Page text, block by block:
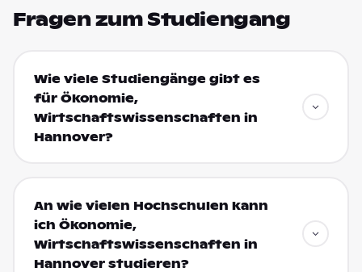
Fragen zum Studiengang
Wie viele Studiengänge gibt es
für Ökonomie,
Wirtschaftswissenschaften in
Hannover?
An wie vielen Hochschulen kann
ich Ökonomie,
Wirtschaftswissenschaften in
Hannover studieren?